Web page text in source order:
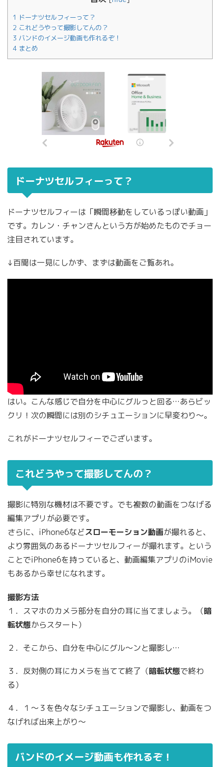
1 ドーナツセルフィーって？
2 これどうやって撮影してんの？
3 バンドのイメージ動画も作れるぞ！
4 まとめ
ドーナツセルフィーって？
ドーナツセルフィーは「瞬間移動をしているっぽい動画」
です。カレン・チャンさんという方が始めたものでチョー
注目されています。
↓百聞は一見にしかず、まずは動画をご覧あれ。
はい。こんな感じで自分を中心にグルっと回る…あらビッ
クリ！次の瞬間には別のシチュエーションに早変わり〜。
これがドーナツセルフィーでございます。
これどうやって撮影してんの？
撮影に特別な機材は不要です。でも複数の動画をつなげる
編集アプリが必要です。
さらに、iPhone6などスローモーション動画が撮れると、
より雰囲気のあるドーナツセルフィーが撮れます。という
ことでiPhone6を持っていると、動画編集アプリのiMovie
もあるから幸せになれます。
撮影方法
１．スマホのカメラ部分を自分の耳に当てましょう。（暗
転状態からスタート）
２．そこから、自分を中心にグル〜ンと撮影し…
３．反対側の耳にカメラを当てて終了（暗転状態で終わ
る）
４．１〜３を色々なシチュエーションで撮影し、動画をつ
なげれば出来上がり〜
バンドのイメージ動画も作れるぞ！